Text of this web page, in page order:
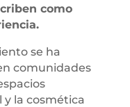
como
se ha
comunidades
y la cosmética